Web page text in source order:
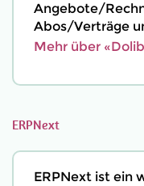
Angebote/
Abos/Verträge
Mehr über
ERPNext
ERPNext ist ein